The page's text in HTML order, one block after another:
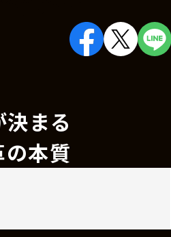
まる
本質